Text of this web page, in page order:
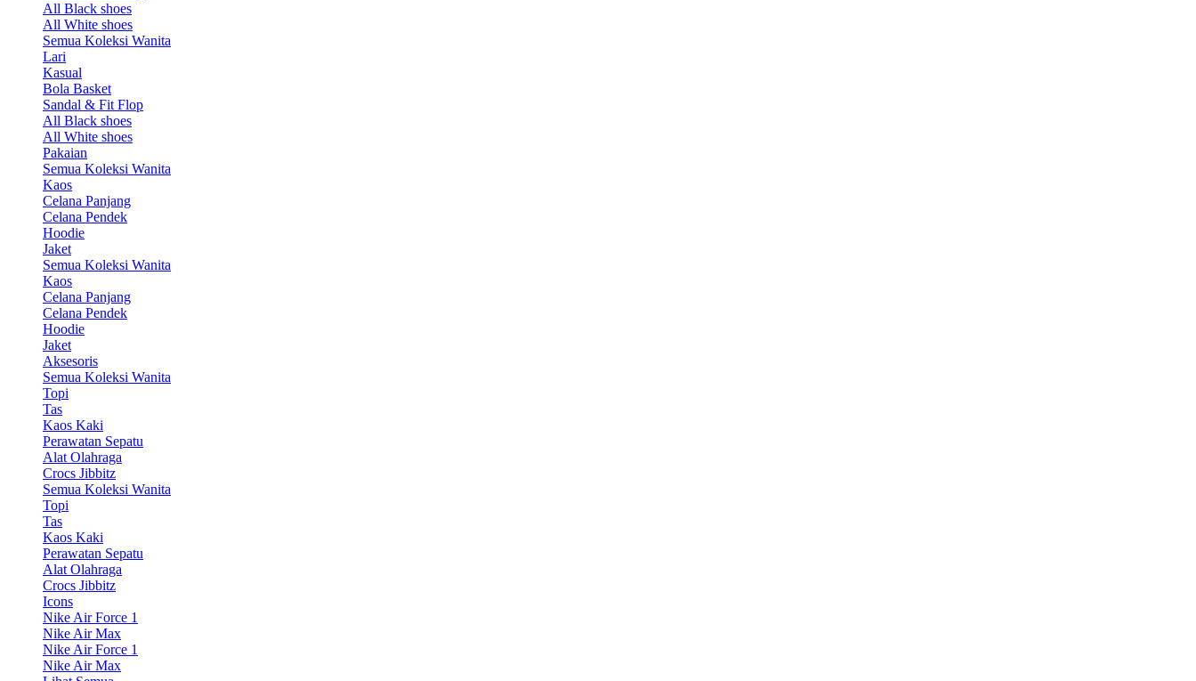
All Black shoes
All White shoes
Semua Koleksi Wanita
Lari
Kasual
Bola Basket
Sandal & Fit Flop
All Black shoes
All White shoes
Pakaian
Semua Koleksi Wanita
Kaos
Celana Panjang
Celana Pendek
Hoodie
Jaket
Semua Koleksi Wanita
Kaos
Celana Panjang
Celana Pendek
Hoodie
Jaket
Aksesoris
Semua Koleksi Wanita
Topi
Tas
Kaos Kaki
Perawatan Sepatu
Alat Olahraga
Crocs Jibbitz
Semua Koleksi Wanita
Topi
Tas
Kaos Kaki
Perawatan Sepatu
Alat Olahraga
Crocs Jibbitz
Icons
Nike Air Force 1
Nike Air Max
Nike Air Force 1
Nike Air Max